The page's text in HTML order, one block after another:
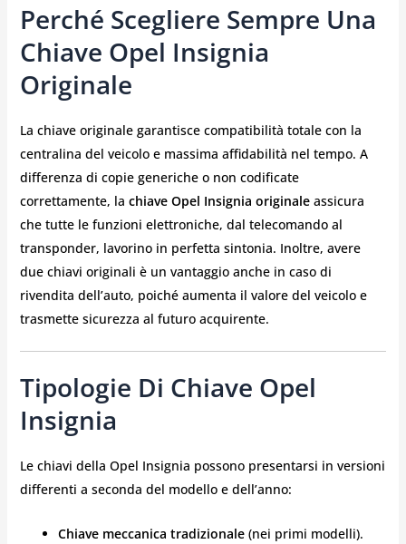
Perché Scegliere Sempre Una
Chiave Opel Insignia
Originale
La chiave originale garantisce compatibilità totale con la
centralina del veicolo e massima affidabilità nel tempo. A
differenza di copie generiche o non codificate
correttamente, la chiave Opel Insignia originaleassicura
che tutte le funzioni elettroniche, dal telecomando al
transponder, lavorino in perfetta sintonia. Inoltre, avere
due chiavi originali è un vantaggio anche in caso di
rivendita dell’auto, poiché aumenta il valore del veicolo e
trasmette sicurezza al futuro acquirente.
Tipologie Di Chiave Opel
Insignia
Le chiavi della Opel Insignia possono presentarsi in versioni
differenti a seconda del modello e dell’anno:
Chiave meccanica tradizionale(nei primi modelli).